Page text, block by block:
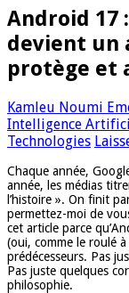
Android 17
devient un
protège et
Kamleu Noumi
Intelligence
Technologies
Chaque année,
année, les médias
l’histoire ». On finit
permettez-moi de
cet article parce
(oui, comme le roulé
prédécesseurs. Pas
Pas juste quelques
philosophie.